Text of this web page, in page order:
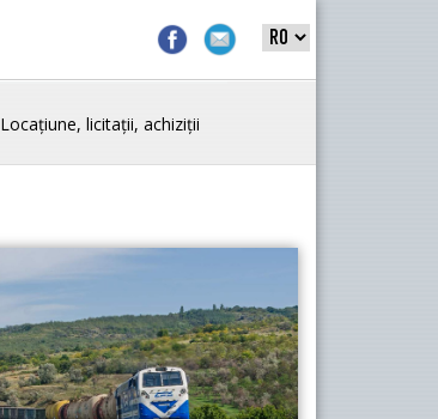
Locațiune, licitații, achiziții